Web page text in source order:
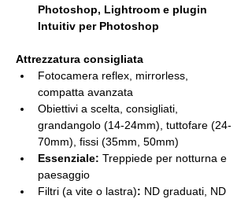
Photoshop, Lightroom e plugin
Intuitiv per Photoshop
Attrezzatura consigliata
Fotocamera reflex, mirrorless,
compatta avanzata
Obiettivi a scelta, consigliati,
grandangolo (14-24mm), tuttofare (24-
70mm), fissi (35mm, 50mm)
Essenziale: Treppiede per notturna e
paesaggio
Filtri (a vite o lastra): ND graduati, ND